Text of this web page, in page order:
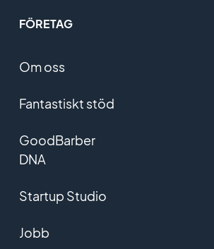
FÖRETAG
Om oss
Fantastiskt stöd
GoodBarber
DNA
Startup Studio
Jobb